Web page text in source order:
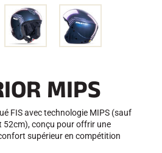
de soleil
Alpin
Nordique
textile
MIPS
FIS avec technologie MIPS (sauf
52cm), conçu pour offrir une
supérieur en compétition